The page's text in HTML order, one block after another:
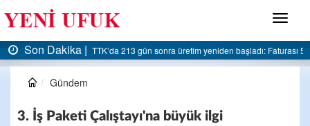
Menü
Son Dakika | AK Parti Ereğli İlçe Başkanlığı’ndan belediyeye sert
Gündem
3. İş Paketi Çalıştayı'na büyük ilgi